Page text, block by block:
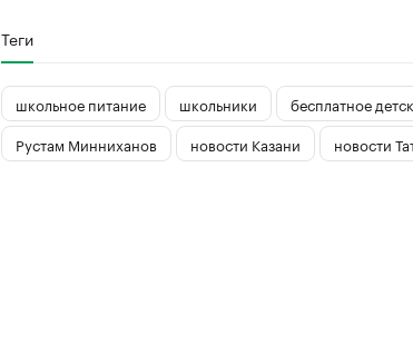
Теги
школьное питание школьники
бесплатное
Рустам Минниханов
новости Казани новости